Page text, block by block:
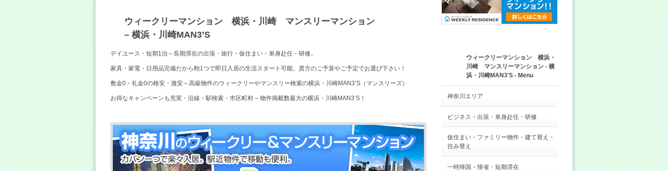
ウィークリーマンション 横浜・川崎 マンスリーマンション
– 横浜・川崎MAN3’S
デイユース・短期1泊～長期滞在の出張・旅行・仮住まい・単身赴任・研修。
家具・家電・日用品完備だから鞄1つで即日入居の生活スタート可能。貴方のご予算やご予定でお選び下さい！
敷金0・礼金0の格安・激安～高級物件のウィークリーやマンスリー検索の横浜・川崎MAN3’S（マンスリーズ）
お得なキャンペーンも充実・沿線・駅検索・市区町村 – 物件掲載数最大の横浜・川崎MAN3’S！
ウィークリーマンション 横浜・
川崎 マンスリーマンション - 横
浜・川崎MAN3'S - Menu
神奈川エリア
ビジネス・出張・単身赴任・研修
仮住まい・ファミリー物件・建て替え・
住み替え
一時帰国・帰省・短期滞在